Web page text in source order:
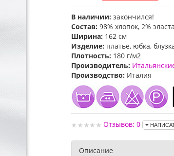
В наличии: закончился!
Состав: 98% хлопок, 2%
Ширина: 162 см
Изделие: платье, юбка,
Плотность: 180 г/м2
Производитель:
Производство: Италия
Отзывов: 0
Описание